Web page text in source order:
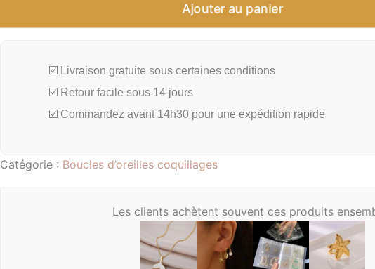
Ajouter au panier
☑️ Livraison gratuite sous certaines conditions
☑️ Retour facile sous 14 jours
☑️ Commandez avant 14h30 pour une expédition rapide
Catégorie : Boucles d’oreilles coquillages
Les clients achètent souvent ces produits